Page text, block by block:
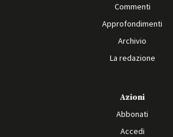
Commenti
Approfondimenti
Archivio
La redazione
Azioni
Abbonati
Accedi